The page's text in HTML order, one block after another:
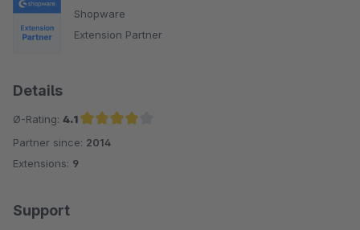
Shopware
Extension Partner
Details
Ø-Rating: 4.1
Average rating of 4.1 out of 5 stars
Partner since: 2014
Extensions: 9
Support